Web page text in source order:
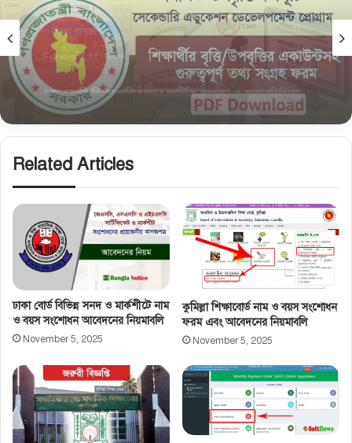
নিউজ
February 15, 2026
সমন্বিত উপবৃত্তি তথ্য ফরম: শিক্ষার্থীদের তথ্য এন্ট্রি ফরম
PDF ডাউনলোড
Related Articles
ঢাকা বোর্ড বিভিন্ন সনদ ও মার্কশীটে নাম
ও বয়স সংশোধন আবেদনের নিয়মাবলি
November 5, 2025
কুমিল্লা শিক্ষাবোর্ড নাম ও বয়স সংশোধন
ফরম এবং আবেদনের নিয়মাবলি
November 5, 2025